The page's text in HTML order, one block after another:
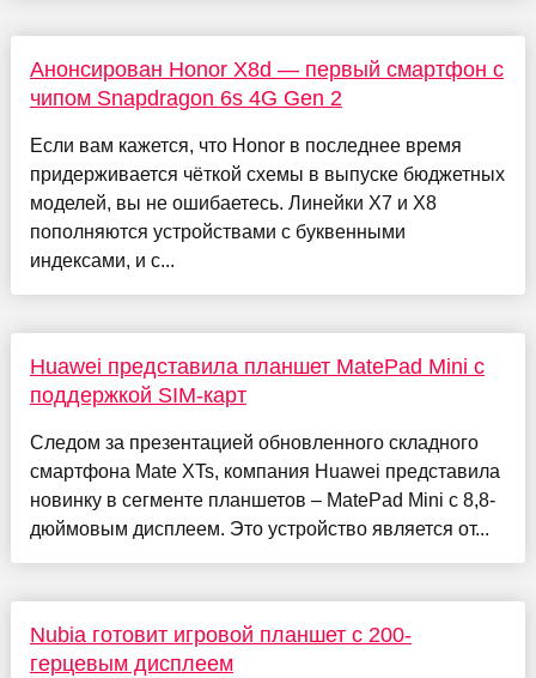
Анонсирован Honor X8d — первый смартфон с
чипом Snapdragon 6s 4G Gen 2
Если вам кажется, что Honor в последнее время
придерживается чёткой схемы в выпуске бюджетных
моделей, вы не ошибаетесь. Линейки X7 и X8
пополняются устройствами с буквенными
индексами, и с...
Huawei представила планшет MatePad Mini с
поддержкой SIM-карт
Следом за презентацией обновленного складного
смартфона Mate XTs, компания Huawei представила
новинку в сегменте планшетов – MatePad Mini с 8,8-
дюймовым дисплеем. Это устройство является от...
Nubia готовит игровой планшет с 200-
герцевым дисплеем